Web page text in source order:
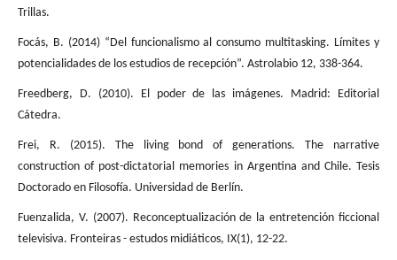
Trillas.
Focás, B. (2014) “Del funcionalismo al consumo multitasking. Límites y
potencialidades de los estudios de recepción”. Astrolabio 12, 338-364.
Freedberg, D. (2010). El poder de las imágenes. Madrid: Editorial
Cátedra.
Frei, R. (2015). The living bond of generations. The narrative
construction of post-dictatorial memories in Argentina and Chile. Tesis
Doctorado en Filosofía. Universidad de Berlín.
Fuenzalida, V. (2007). Reconceptualización de la entretención ficcional
televisiva. Fronteiras - estudos midiáticos, IX(1), 12-22.